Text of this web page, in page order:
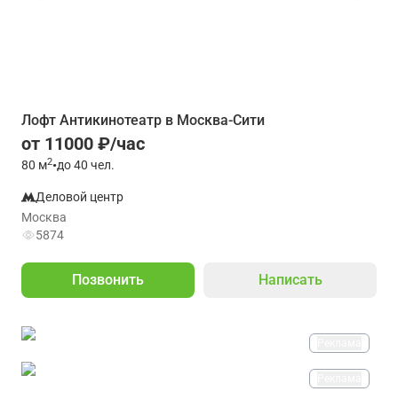
Лофт Антикинотеатр в Москва-Сити
от 11000 ₽/час
80 м2•до 40 чел.
Деловой центр
Москва
5874
Позвонить Написать